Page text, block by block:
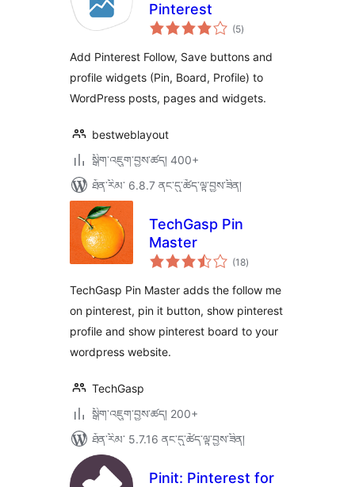
Pinterest
(5གདེང་
འཇོག་
ཚང་།
)
Add Pinterest Follow, Save buttons and
profile widgets (Pin, Board, Profile) to
WordPress posts, pages and widgets.
bestweblayout
སྒྲིག་འཇུག་བྱས་ཚད། 400+
ཐོན་རིམ་ 6.8.7 ནང་དུ་ཚོད་ལྟ་བྱས་ཟིན།
TechGasp Pin
Master
(18གདེང་
འཇོག་
ཚང་།
)
TechGasp Pin Master adds the follow me
on pinterest, pin it button, show pinterest
profile and show pinterest board to your
wordpress website.
TechGasp
སྒྲིག་འཇུག་བྱས་ཚད། 200+
ཐོན་རིམ་ 5.7.16 ནང་དུ་ཚོད་ལྟ་བྱས་ཟིན།
Pinit: Pinterest for